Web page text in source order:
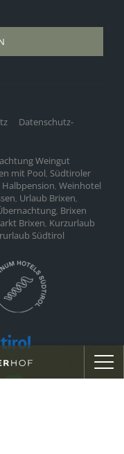
Weingut
mit Pool Südtiroler
Weinhotel
Urlaub Brixen
Brixen
Brixen Kurzurlaub
Südtirol
Datenschutz-